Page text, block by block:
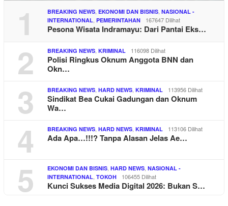
1 BREAKING NEWS, EKONOMI DAN BISNIS, NASIONAL -
INTERNATIONAL, PEMERINTAHAN 167647 Dilihat
Pesona Wisata Indramayu: Dari Pantai Eks…
2 BREAKING NEWS, KRIMINAL 116098 Dilihat
Polisi Ringkus Oknum Anggota BNN dan
Okn…
3 BREAKING NEWS, HARD NEWS, KRIMINAL 113956 Dilihat
Sindikat Bea Cukai Gadungan dan Oknum
Wa…
4 BREAKING NEWS, HARD NEWS, KRIMINAL 113106 Dilihat
Ada Apa…!!!? Tanpa Alasan Jelas Ae…
5 EKONOMI DAN BISNIS, HARD NEWS, NASIONAL -
INTERNATIONAL, TOKOH 106455 Dilihat
Kunci Sukses Media Digital 2026: Bukan S…